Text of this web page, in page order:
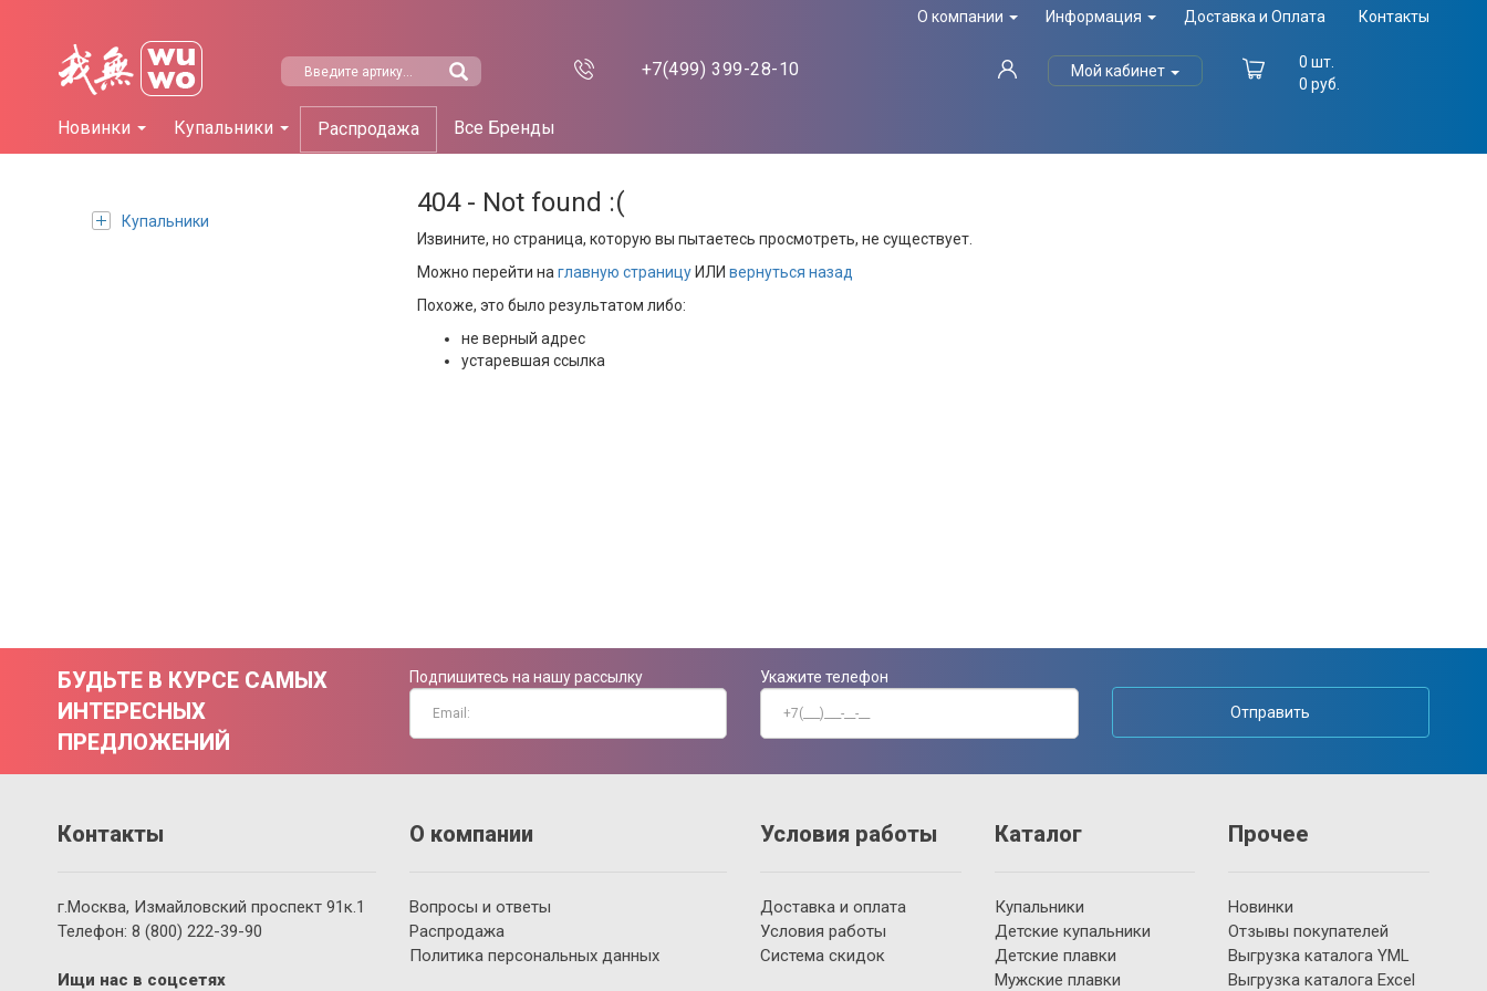
О компании Информация Доставка и Оплата Контакты
+7(499) 399-28-10 Мой кабинет
0 шт.
0 руб.
Новинки Купальники Распродажа Все Бренды
Купальники
404 - Not found :(
Извините, но страница, которую вы пытаетесь просмотреть, не существует.
Можно перейти на главную страницу ИЛИ вернуться назад
Похоже, это было результатом либо:
не верный адрес
устаревшая ссылка
БУДЬТЕ В КУРСЕ САМЫХ
ИНТЕРЕСНЫХ
ПРЕДЛОЖЕНИЙ
Подпишитесь на нашу рассылку
Укажите телефон
Отправить
Контакты
г.Москва, Измайловский проспект 91к.1
Телефон: 8 (800) 222-39-90
Ищи нас в соцсетях
О компании
Вопросы и ответы
Распродажа
Политика персональных данных
Условия работы
Доставка и оплата
Условия работы
Система скидок
Каталог
Купальники
Детские купальники
Детские плавки
Мужские плавки
Прочее
Новинки
Отзывы покупателей
Выгрузка каталога YML
Выгрузка каталога Excel